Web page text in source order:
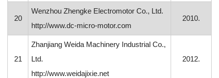
20
Wenzhou Zhengke Electromotor Co., Ltd.
http://www.dc-micro-motor.com
2010.
21
Zhanjiang Weida Machinery Industrial Co.,
Ltd.
http://www.weidajixie.net
2012.